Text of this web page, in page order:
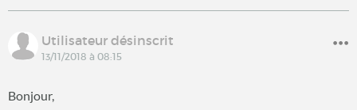
Utilisateur désinscrit
13/11/2018 à 08:15
Bonjour,